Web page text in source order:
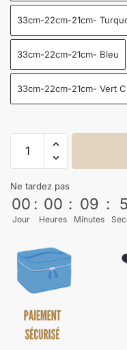
33cm-22cm-21cm-
33cm-22cm-21cm- Bleu
33cm-22cm-21cm- Vert
Ne tardez pas
00
Jour
: 00
Heures
: 09
Minutes
: